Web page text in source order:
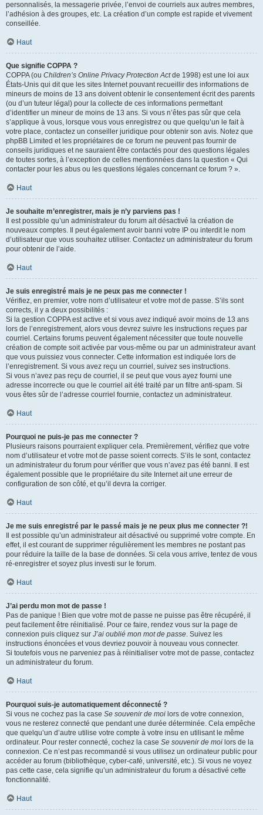
personnalisés, la messagerie privée, l’envoi de courriels aux autres membres,
l’adhésion à des groupes, etc. La création d’un compte est rapide et vivement
conseillée.
Haut
Que signifie COPPA ?
COPPA (ou Children’s Online Privacy Protection Actde 1998) est une loi aux
États-Unis qui dit que les sites Internet pouvant recueillir des informations de
mineurs de moins de 13 ans doivent obtenir le consentement écrit des parents
(ou d’un tuteur légal) pour la collecte de ces informations permettant
d’identifier un mineur de moins de 13 ans. Si vous n’êtes pas sûr que cela
s’applique à vous, lorsque vous vous enregistrez ou que quelqu’un le fait à
votre place, contactez un conseiller juridique pour obtenir son avis. Notez que
phpBB Limited et les propriétaires de ce forum ne peuvent pas fournir de
conseils juridiques et ne sauraient être contactés pour des questions légales
de toutes sortes, à l’exception de celles mentionnées dans la question « Qui
contacter pour les abus ou les questions légales concernant ce forum ? ».
Haut
Je souhaite m’enregistrer, mais je n’y parviens pas !
Il est possible qu’un administrateur du forum ait désactivé la création de
nouveaux comptes. Il peut également avoir banni votre IP ou interdit le nom
d’utilisateur que vous souhaitez utiliser. Contactez un administrateur du forum
pour obtenir de l’aide.
Haut
Je suis enregistré mais je ne peux pas me connecter !
Vérifiez, en premier, votre nom d’utilisateur et votre mot de passe. S’ils sont
corrects, il y a deux possibilités :
Si la gestion COPPA est active et si vous avez indiqué avoir moins de 13 ans
lors de l’enregistrement, alors vous devrez suivre les instructions reçues par
courriel. Certains forums peuvent également nécessiter que toute nouvelle
création de compte soit activée par vous-même ou par un administrateur avant
que vous puissiez vous connecter. Cette information est indiquée lors de
l’enregistrement. Si vous avez reçu un courriel, suivez ses instructions.
Si vous n’avez pas reçu de courriel, il se peut que vous ayez fourni une
adresse incorrecte ou que le courriel ait été traité par un filtre anti-spam. Si
vous êtes sûr de l’adresse courriel fournie, contactez un administrateur.
Haut
Pourquoi ne puis-je pas me connecter ?
Plusieurs raisons pourraient expliquer cela. Premièrement, vérifiez que votre
nom d’utilisateur et votre mot de passe soient corrects. S’ils le sont, contactez
un administrateur du forum pour vérifier que vous n’avez pas été banni. Il est
également possible que le propriétaire du site Internet ait une erreur de
configuration de son côté, et qu’il devra la corriger.
Haut
Je me suis enregistré par le passé mais je ne peux plus me connecter ?!
Il est possible qu’un administrateur ait désactivé ou supprimé votre compte. En
effet, il est courant de supprimer régulièrement les membres ne postant pas
pour réduire la taille de la base de données. Si cela vous arrive, tentez de vous
ré-enregistrer et soyez plus investi sur le forum.
Haut
J’ai perdu mon mot de passe !
Pas de panique ! Bien que votre mot de passe ne puisse pas être récupéré, il
peut facilement être réinitialisé. Pour ce faire, rendez vous sur la page de
connexion puis cliquez sur J’ai oublié mon mot de passe. Suivez les
instructions énoncées et vous devriez pouvoir à nouveau vous connecter.
Si toutefois vous ne parveniez pas à réinitialiser votre mot de passe, contactez
un administrateur du forum.
Haut
Pourquoi suis-je automatiquement déconnecté ?
Si vous ne cochez pas la case Se souvenir de moi lors de votre connexion,
vous ne resterez connecté que pendant une durée déterminée. Cela empêche
que quelqu’un d’autre utilise votre compte à votre insu en utilisant le même
ordinateur. Pour rester connecté, cochez la case Se souvenir de moi lors de la
connexion. Ce n’est pas recommandé si vous utilisez un ordinateur public pour
accéder au forum (bibliothèque, cyber-café, université, etc.). Si vous ne voyez
pas cette case, cela signifie qu’un administrateur du forum a désactivé cette
fonctionnalité.
Haut